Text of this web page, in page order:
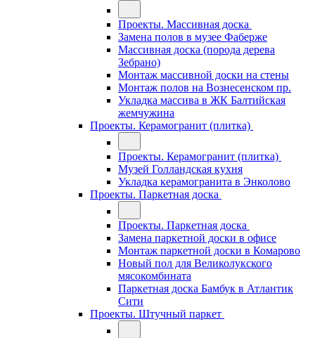
Проекты. Массивная доска
Замена полов в музее Фаберже
Массивная доска (порода дерева
Зебрано)
Монтаж массивной доски на стены
Монтаж полов на Вознесенском пр.
Укладка массива в ЖК Балтийская
жемчужина
Проекты. Керамогранит (плитка)
Проекты. Керамогранит (плитка)
Музей Голландская кухня
Укладка керамогранита в Энколово
Проекты. Паркетная доска
Проекты. Паркетная доска
Замена паркетной доски в офисе
Монтаж паркетной доски в Комарово
Новый пол для Великолукского
мясокомбината
Паркетная доска Бамбук в Атлантик
Сити
Проекты. Штучный паркет